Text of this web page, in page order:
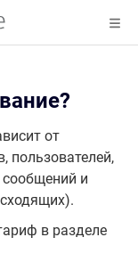
от
пользователей,
и
в разделе